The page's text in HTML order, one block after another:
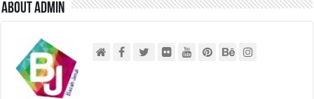
About admin